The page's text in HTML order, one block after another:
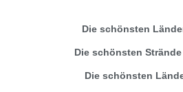
Die schönsten
Die schönsten
Die schönsten